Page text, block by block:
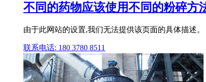
不同的药物应该使用不同的粉碎方
由于此网站的设置,我们无法提供该页面的具体描述。
联系电话: 180 3780 8511